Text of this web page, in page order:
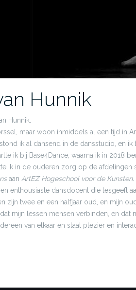
Hunnik
Hunnik.
maar woon inmiddels al een tijd in
ik al dansend in de dansstudio, en
ik bij Base4Dance, waarna ik in 2018
ik in de ouderen zorg op de
aan ArtEZ Hogeschool voor de Kunsten.
enthousiaste dansdocent die lesgeeft
zijn twee en een halfjaar oud, en mijn
mijn lessen mensen verbinden, en
van elkaar en staat plezier en